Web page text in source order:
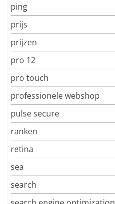
ping
prijs
prijzen
pro 12
pro touch
professionele webshop
pulse secure
ranken
retina
sea
search